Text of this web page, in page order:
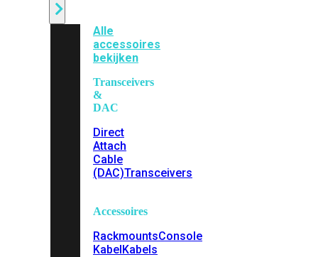
Alle
accessoires
bekijken
Transceivers
&
DAC
Direct
Attach
Cable
(DAC)Transceivers
Accessoires
RackmountsConsole
KabelKabels